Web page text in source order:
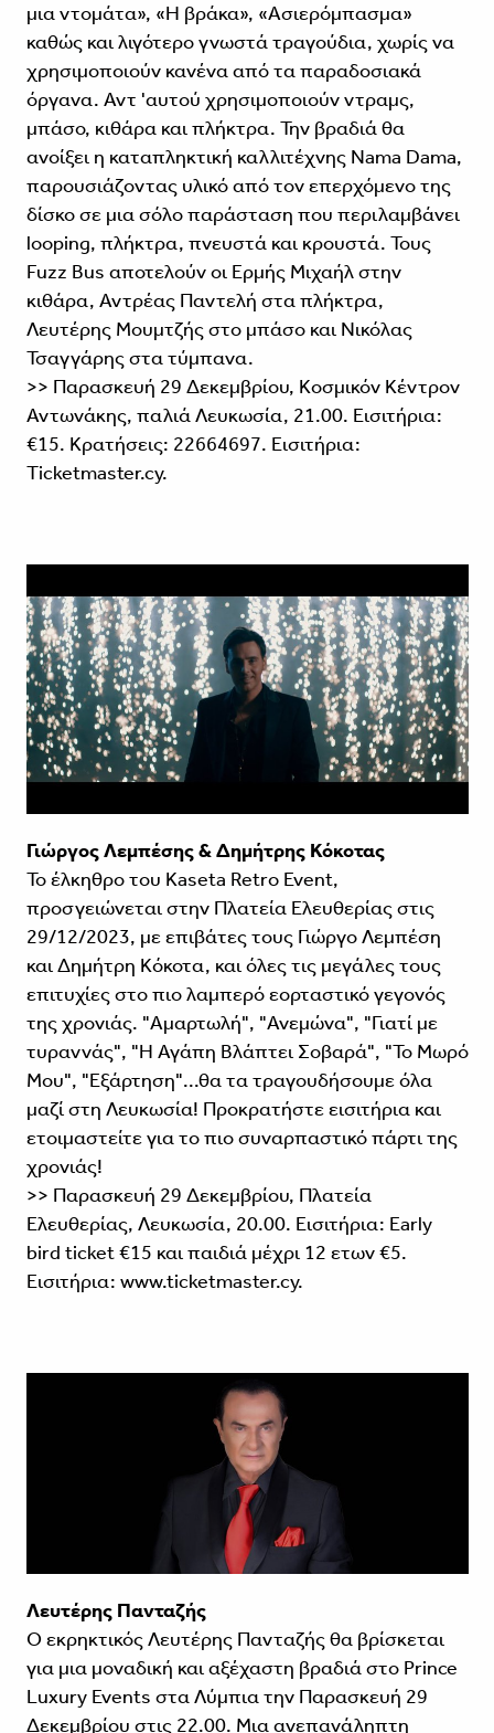
μια ντομάτα», «Η βράκα», «Ασιερόμπασμα»
καθώς και λιγότερο γνωστά τραγούδια, χωρίς να
χρησιμοποιούν κανένα από τα παραδοσιακά
όργανα. Αντ 'αυτού χρησιμοποιούν ντραμς,
μπάσο, κιθάρα και πλήκτρα. Την βραδιά θα
ανοίξει η καταπληκτική καλλιτέχνης Nama Dama,
παρουσιάζοντας υλικό από τον επερχόμενο της
δίσκο σε μια σόλο παράσταση που περιλαμβάνει
looping, πλήκτρα, πνευστά και κρουστά. Τους
Fuzz Bus αποτελούν οι Ερμής Μιχαήλ στην
κιθάρα, Αντρέας Παντελή στα πλήκτρα,
Λευτέρης Μουμτζής στο μπάσο και Νικόλας
Τσαγγάρης στα τύμπανα.
>> Παρασκευή 29 Δεκεμβρίου, Κοσμικόν Κέντρον
Αντωνάκης, παλιά Λευκωσία, 21.00. Εισιτήρια:
€15. Kρατήσεις: 22664697. Εισιτήρια:
Ticketmaster.cy.
Γιώργος Λεμπέσης & Δημήτρης Κόκοτας
Το έλκηθρο του Kaseta Retro Event,
προσγειώνεται στην Πλατεία Ελευθερίας στις
29/12/2023, με επιβάτες τους Γιώργο Λεμπέση
και Δημήτρη Κόκοτα, και όλες τις μεγάλες τους
επιτυχίες στο πιο λαμπερό εορταστικό γεγονός
της χρονιάς. "Αμαρτωλή", "Ανεμώνα", "Γιατί με
τυραννάς", "H Αγάπη Βλάπτει Σοβαρά", "Το Μωρό
Μου", "Εξάρτηση"...θα τα τραγουδήσουμε όλα
μαζί στη Λευκωσία! Προκρατήστε εισιτήρια και
ετοιμαστείτε για το πιο συναρπαστικό πάρτι της
χρονιάς!
>> Παρασκευή 29 Δεκεμβρίου, Πλατεία
Ελευθερίας, Λευκωσία, 20.00. Εισιτήρια: Early
bird ticket €15 και παιδιά μέχρι 12 ετων €5.
Εισιτήρια: www.ticketmaster.cy.
Λευτέρης Πανταζής
Ο εκρηκτικός Λευτέρης Πανταζής θα βρίσκεται
για μια μοναδική και αξέχαστη βραδιά στο Prince
Luxury Events στα Λύμπια την Παρασκευή 29
Δεκεμβρίου στις 22.00. Μια ανεπανάληπτη